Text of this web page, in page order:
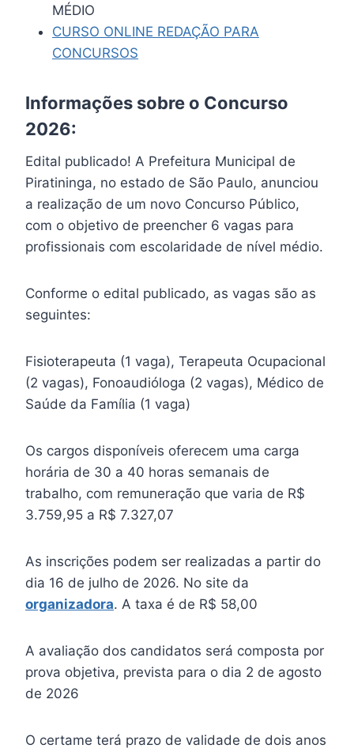
MÉDIO
CURSO ONLINE REDAÇÃO PARA
CONCURSOS
Informações sobre o Concurso
2026:
Edital publicado! A Prefeitura Municipal de
Piratininga, no estado de São Paulo, anunciou
a realização de um novo Concurso Público,
com o objetivo de preencher 6 vagas para
profissionais com escolaridade de nível médio.
Conforme o edital publicado, as vagas são as
seguintes:
Fisioterapeuta (1 vaga), Terapeuta Ocupacional
(2 vagas), Fonoaudióloga (2 vagas), Médico de
Saúde da Família (1 vaga)
Os cargos disponíveis oferecem uma carga
horária de 30 a 40 horas semanais de
trabalho, com remuneração que varia de R$
3.759,95 a R$ 7.327,07
As inscrições podem ser realizadas a partir do
dia 16 de julho de 2026. No site da
organizadora. A taxa é de R$ 58,00
A avaliação dos candidatos será composta por
prova objetiva, prevista para o dia 2 de agosto
de 2026
O certame terá prazo de validade de dois anos